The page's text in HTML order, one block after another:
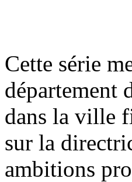
Cette série
département
dans la ville
sur la
ambitions